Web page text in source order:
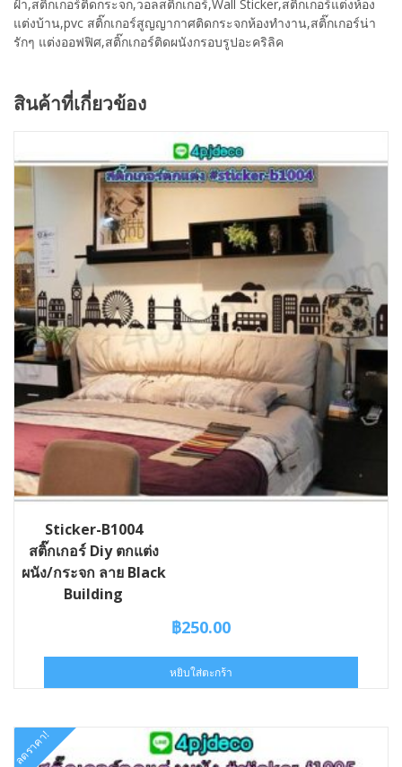
ฝ้า,สติ๊กเกอร์ติดกระจก,วอลสติ๊กเกอร์,Wall Sticker,สติ๊กเกอร์แต่งห้อง
แต่งบ้าน,pvc สติ๊กเกอร์สูญญากาศติดกระจกห้องทำงาน,สติ๊กเกอร์น่า
รักๆ แต่งออฟฟิศ,สติ๊กเกอร์ติดผนังกรอบรูปอะคริลิค
สินค้าที่เกี่ยวข้อง
Sticker-B1004
สติ๊กเกอร์ Diy ตกแต่ง
ผนัง/กระจก ลาย Black
Building
฿250.00
หยิบใส่ตะกร้า
ลดราคา!